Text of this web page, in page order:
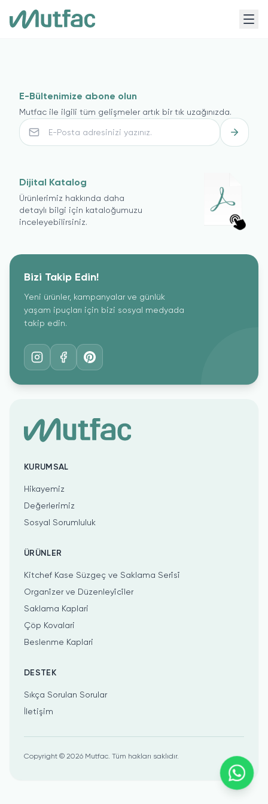
E-Bültenimize abone olun
Mutfac ile ilgili tüm gelişmeler artık bir tık uzağınızda.
Dijital Katalog
Ürünlerimiz hakkında daha
detaylı bilgi için kataloğumuzu
inceleyebilirsiniz.
Bizi Takip Edin!
Yeni ürünler, kampanyalar ve günlük
yaşam ipuçları için bizi sosyal medyada
takip edin.
KURUMSAL
Hikayemiz
Değerlerimiz
Sosyal Sorumluluk
ÜRÜNLER
Kitchef Kase Süzgeç ve Saklama Seri̇si̇
Organi̇zer ve Düzenleyi̇ci̇ler
Saklama Kaplari
Çöp Kovalari
Beslenme Kaplari
DESTEK
Sıkça Sorulan Sorular
İletişim
Copyright © 2026 Mutfac. Tüm hakları saklıdır.